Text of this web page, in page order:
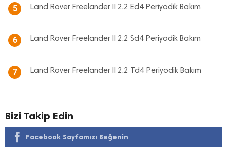
5 Land Rover Freelander II 2.2 Ed4 Periyodik Bakım
6 Land Rover Freelander II 2.2 Sd4 Periyodik Bakım
7 Land Rover Freelander II 2.2 Td4 Periyodik Bakım
Bizi Takip Edin
Facebook Sayfamızı Beğenin